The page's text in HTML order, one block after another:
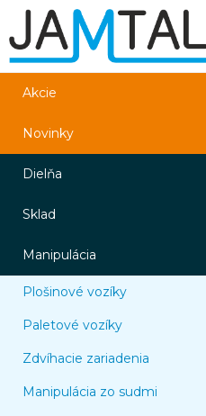
Akcie
Novinky
Dielňa
Sklad
Manipulácia
Plošinové vozíky
Paletové vozíky
Zdvíhacie zariadenia
Manipulácia zo sudmi